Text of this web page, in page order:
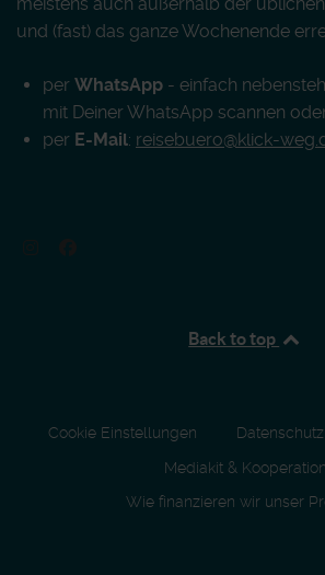
und (fast) das ganze Wochenende
per WhatsApp - einfach
mit Deiner WhatsApp scannen
per E-Mail: reisebuero@klick-
Back to top
Cookie Einstellungen Datenschutz
Mediakit & Kooperation
Wie finanzieren wir unser